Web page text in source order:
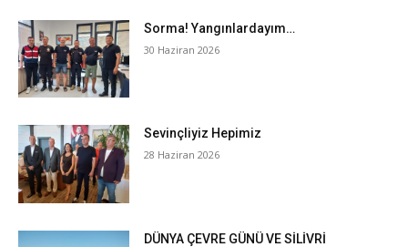
Sorma! Yangınlardayım…
30 Haziran 2026
Sevinçliyiz Hepimiz
28 Haziran 2026
DÜNYA ÇEVRE GÜNÜ VE SİLİVRİ